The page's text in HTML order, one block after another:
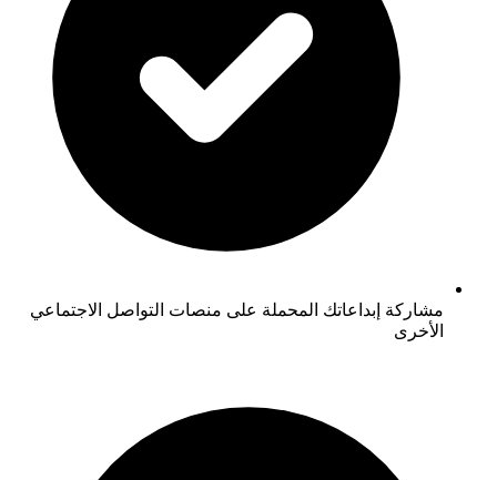
مشاركة إبداعاتك المحملة على منصات التواصل الاجتماعي
الأخرى